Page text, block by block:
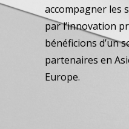
accompagner les
par l’innovation
bénéficions d’un
partenaires en
Europe.